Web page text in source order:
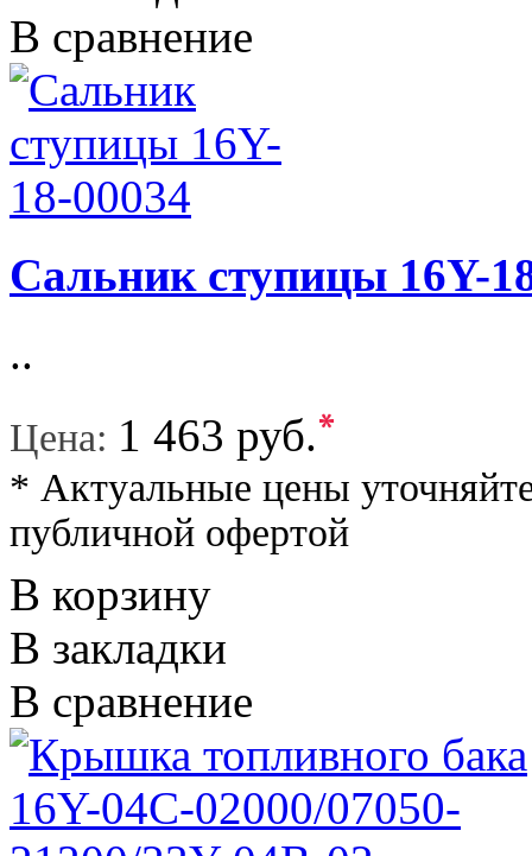
В сравнение
Сальник ступицы 16Y-
..
Цена: 1 463 руб.*
* Актуальные цены
публичной офертой
В корзину
В закладки
В сравнение